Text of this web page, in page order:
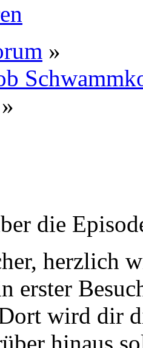
»
»
die
herzlich
erster
wird dir
hinaus